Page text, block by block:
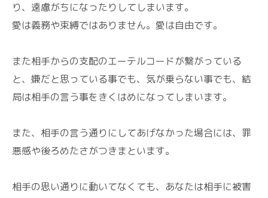
り、遠慮がちになったりしてしまいます。
愛は義務や束縛ではありません。愛は自由です。
また相手からの支配のエーテルコードが繋がっている
と、嫌だと思っている事でも、気が乗らない事でも、結
局は相手の言う事をきくはめになってしまいます。
また、相手の言う通りにしてあげなかった場合には、罪
悪感や後ろめたさがつきまといます。
相手の思い通りに動いてなくても、あなたは相手に被害